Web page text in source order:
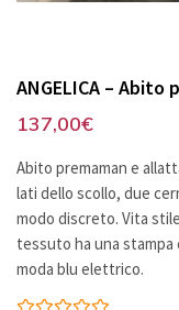
ANGELICA –
137,00€
Abito premaman e
lati dello scollo, due
modo discreto. Vita
tessuto ha una stampa
moda blu elettrico.